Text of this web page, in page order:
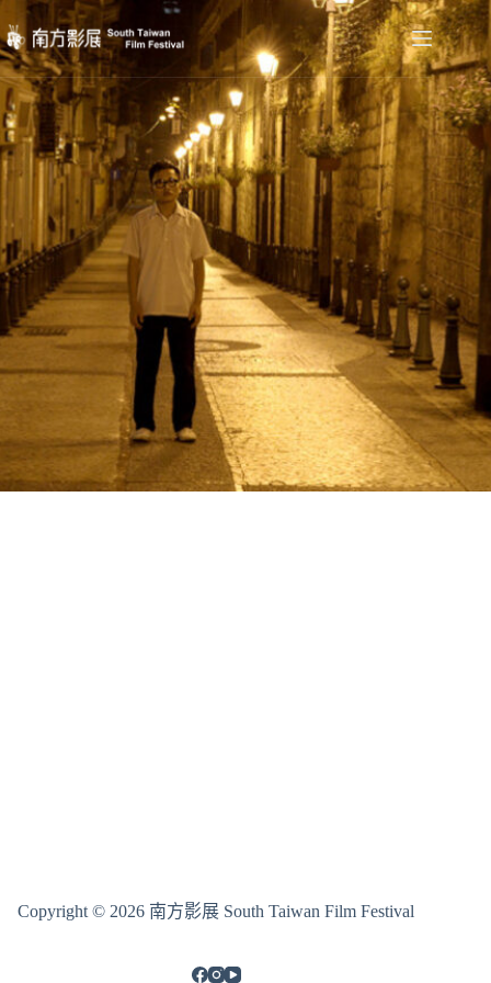
至
主
要
內
容
Copyright © 2026 南方影展 South Taiwan Film Festival